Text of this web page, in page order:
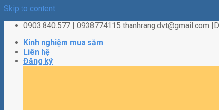
Skip to content
0903.840.577 | 0938774115 thanhrang.dvt@gmail.com
Kinh nghiệm mua sắm
Liên hệ
Đăng ký